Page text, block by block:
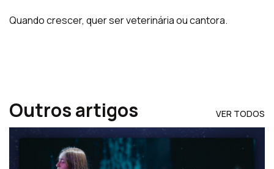
Quando crescer, quer ser veterinária ou cantora.
Outros artigos VER TODOS